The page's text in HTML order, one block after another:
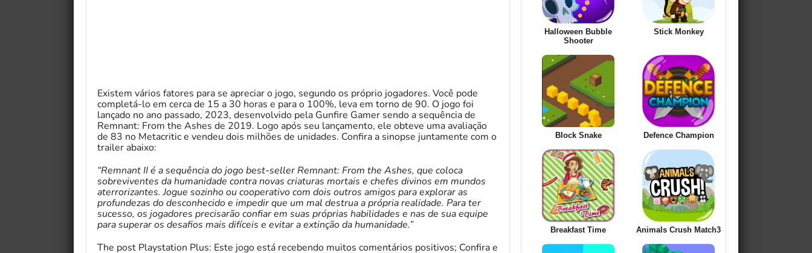
Existem vários fatores para se apreciar o jogo, segundo os próprio jogadores. Você pode
completá-lo em cerca de 15 a 30 horas e para o 100%, leva em torno de 90. O jogo foi
lançado no ano passado, 2023, desenvolvido pela Gunfire Gamer sendo a sequência de
Remnant: From the Ashes de 2019. Logo após seu lançamento, ele obteve uma avaliação
de 83 no Metacritic e vendeu dois milhões de unidades. Confira a sinopse juntamente com o
trailer abaixo:
“Remnant II é a sequência do jogo best-seller Remnant: From the Ashes, que coloca
sobreviventes da humanidade contra novas criaturas mortais e chefes divinos em mundos
aterrorizantes. Jogue sozinho ou cooperativo com dois outros amigos para explorar as
profundezas do desconhecido e impedir que um mal destrua a própria realidade. Para ter
sucesso, os jogadores precisarão confiar em suas próprias habilidades e nas de sua equipe
para superar os desafios mais difíceis e evitar a extinção da humanidade.”
The post Playstation Plus: Este jogo está recebendo muitos comentários positivos; Confira e
Halloween Bubble
Shooter
Stick Monkey
Block Snake Defence Champion
Breakfast Time Animals Crush Match3